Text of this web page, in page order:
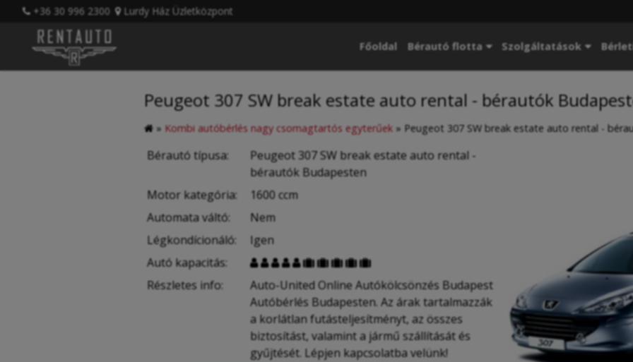
+36 30 996 2300 Lurdy Ház Üzletközpont
Főoldal Bérautó flotta Szolgáltatások
Peugeot 307 SW break estate auto rental - bérautók
» Kombi autóbérlés nagy csomagtartós egyterűek » Peugeot 307 SW break estate auto rental -
Bérautó típusa:
Peugeot 307 SW break estate auto rental -
bérautók Budapesten
Motor kategória:
1600 ccm
Automata váltó:
Nem
Légkondícionáló:
Igen
Autó kapacitás:
         
Részletes info:
Auto-United Online Autókölcsönzés Budapest
Autóbérlés Budapesten. Az árak tartalmazzák
a korlátlan futásteljesítményt, az összes
biztosítást, valamint a jármű szállítását és
gyűjtését. Lépjen kapcsolatba velünk!